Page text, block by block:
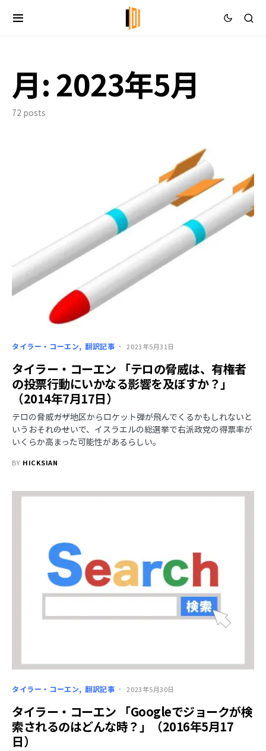
月:2023年5月
72 posts
タイラー・コーエン 翻訳記事 2023年5月31日
タイラー・コーエン 「テロの脅威は、有権者
の投票行動にいかなる影響を及ぼすか？」
（2014年7月17日）
テロの脅威――ガザ地区からロケット弾が飛んでくるかもしれないと
いうおそれ――のせいで、イスラエルの総選挙で右派政党の得票率が
いくらか高まった可能性があるらしい。
BY HICKSIAN
タイラー・コーエン 翻訳記事 2023年5月30日
タイラー・コーエン 「Googleでジョークが検
索されるのはどんな時？」（2016年5月17
日）